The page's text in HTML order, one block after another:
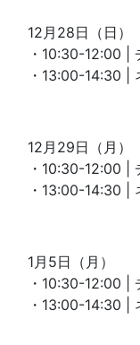
12月28日（日）
・10:30-12:00 |
・13:00-14:30 |
12月29日（月）
・10:30-12:00 |
・13:00-14:30 |
1月5日（月）
・10:30-12:00 |
・13:00-14:30 |